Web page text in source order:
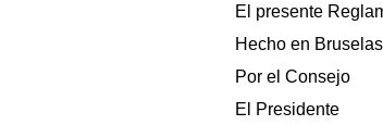
El presente
Hecho en
Por el Consejo
El Presidente